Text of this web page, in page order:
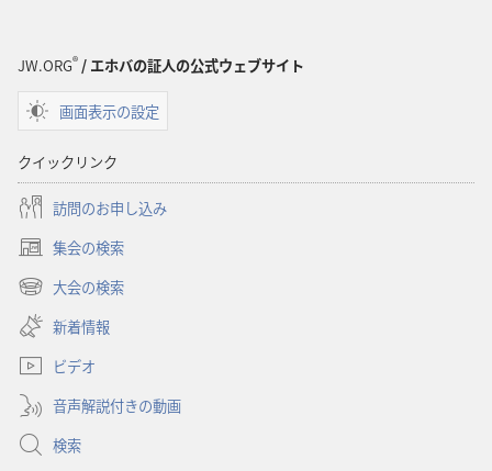
年
年
JW.ORG®/ エホバの証人の公式ウェブサイト
画面表示の設定
クイックリンク
訪問のお申し込み
集会の検索
（新
し
タ
で
開
く）
大会の検索
（新
し
い
タ
ブ
で
開
く）
新着情報
ビデオ
音声解説付きの動画
検索